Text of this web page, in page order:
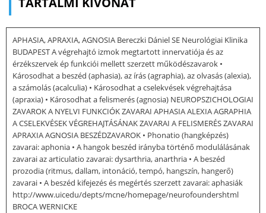
APHASIA, APRAXIA, AGNOSIA Bereczki Dániel SE Neurológiai Klinika
BUDAPEST A végrehajtó izmok megtartott innervatiója és az
érzékszervek ép funkciói mellett szerzett működészavarok •
Károsodhat a beszéd (aphasia), az írás (agraphia), az olvasás (alexia),
a számolás (acalculia) • Károsodhat a cselekvések végrehajtása
(apraxia) • Károsodhat a felismerés (agnosia) NEUROPSZICHOLOGIAI
ZAVAROK A NYELVI FUNKCIÓK ZAVARAI APHASIA ALEXIA AGRAPHIA
A CSELEKVÉSEK VÉGREHAJTÁSÁNAK ZAVARAI A FELISMERÉS ZAVARAI
APRAXIA AGNOSIA BESZÉDZAVAROK • Phonatio (hangképzés)
zavarai: aphonia • A hangok beszéd irányba történő modulálásának
zavarai az articulatio zavarai: dysarthria, anarthria • A beszéd
prozodia (ritmus, dallam, intonáció, tempó, hangszín, hangerő)
zavarai • A beszéd kifejezés és megértés szerzett zavarai: aphasiák
http://www.uicedu/depts/mcne/homepage/neurofoundershtml
BROCA WERNICKE